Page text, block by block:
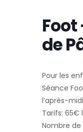
Foot
de
Pour les
Séance
l’après-midi
Tarifs: 65€
Nombre